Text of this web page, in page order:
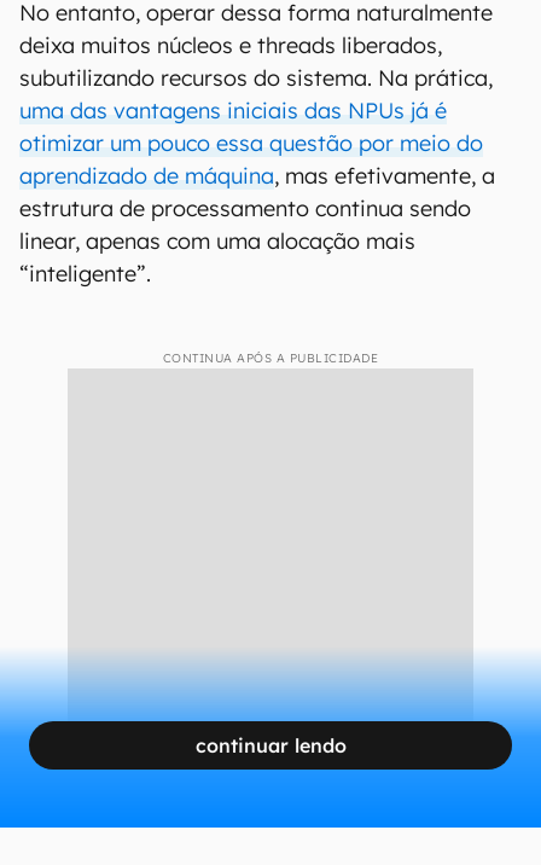
No entanto, operar dessa forma naturalmente
deixa muitos núcleos e threads liberados,
subutilizando recursos do sistema. Na prática,
uma das vantagens iniciais das NPUs já é
otimizar um pouco essa questão por meio do
aprendizado de máquina, mas efetivamente, a
estrutura de processamento continua sendo
linear, apenas com uma alocação mais
“inteligente”.
CONTINUA APÓS A PUBLICIDADE
continuar lendo